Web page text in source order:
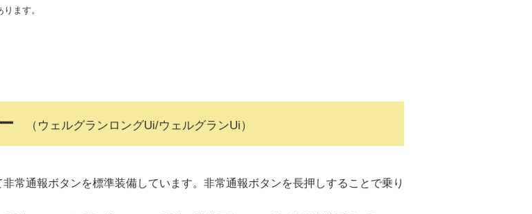
ます。
（ウェルグランロングUi/ウェルグランUi）
常通報ボタンを標準装備しています。非常通報ボタンを長押しすることで乗り